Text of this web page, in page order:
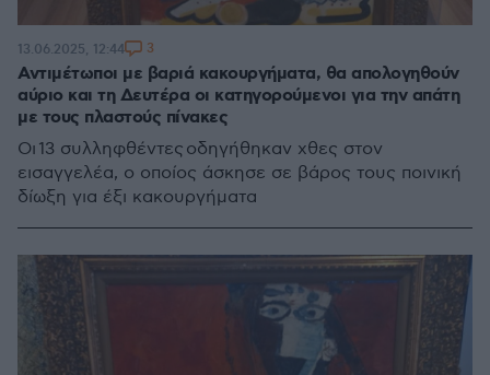
Αντιμέτωποι με βαριά κακουργήματα, θα απολογηθούν
αύριο και τη Δευτέρα οι κατηγορούμενοι για την απάτη
με τους πλαστούς πίνακες
Οι 13 συλληφθέντες οδηγήθηκαν χθες στον
εισαγγελέα, ο οποίος άσκησε σε βάρος τους ποινική
δίωξη για έξι κακουργήματα
13.06.2025, 12:44 3